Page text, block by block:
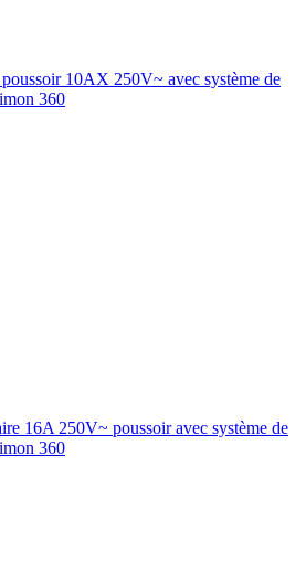
10AX 250V~ avec système de
360
16A 250V~ poussoir avec système de
360